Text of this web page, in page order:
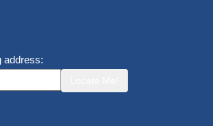
address: